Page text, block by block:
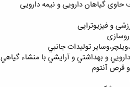
گياهان دارويی و نيمه دارويی
و فيزيوتراپی
توليدات جانبي
و بهداشتي و آرايشي با منشاء گياهي
قرص آنتوم